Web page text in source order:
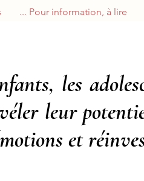
les
leur
et
Pour information, à lire ...